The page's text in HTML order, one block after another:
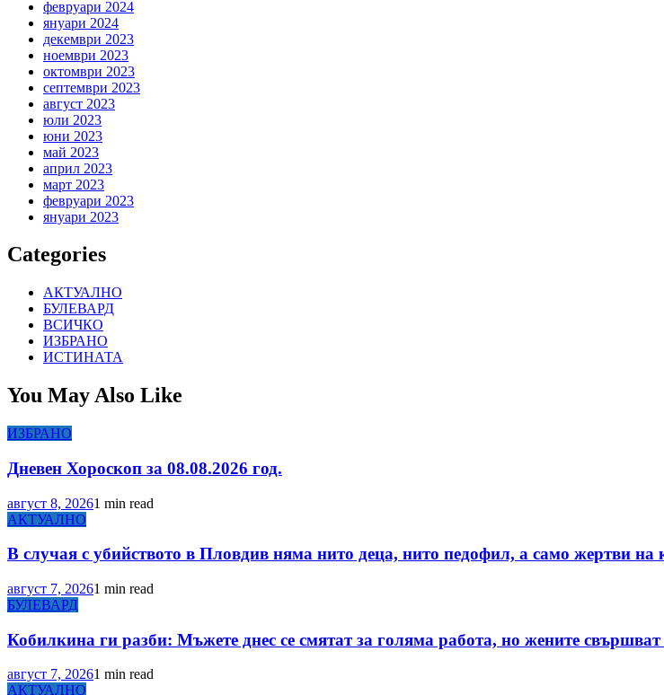
февруари 2024
януари 2024
декември 2023
ноември 2023
октомври 2023
септември 2023
август 2023
юли 2023
юни 2023
май 2023
април 2023
март 2023
февруари 2023
януари 2023
Categories
АКТУАЛНО
БУЛЕВАРД
ВСИЧКО
ИЗБРАНО
ИСТИНАТА
You May Also Like
ИЗБРАНО
Дневен Хороскоп за 08.08.2026 год.
август 8, 20261 min read
АКТУАЛНО
В случая с убийството в Пловдив няма нито деца, нито педофил, а само жертви на
август 7, 20261 min read
БУЛЕВАРД
Кобилкина ги разби: Мъжете днес се смятат за голяма работа, но жените
август 7, 20261 min read
АКТУАЛНО